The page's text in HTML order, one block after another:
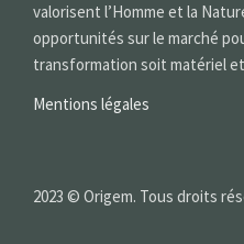
valorisent l’Homme et la
opportunités sur le marché
transformation soit matériel
Mentions légales
2023 © Origem. Tous droits